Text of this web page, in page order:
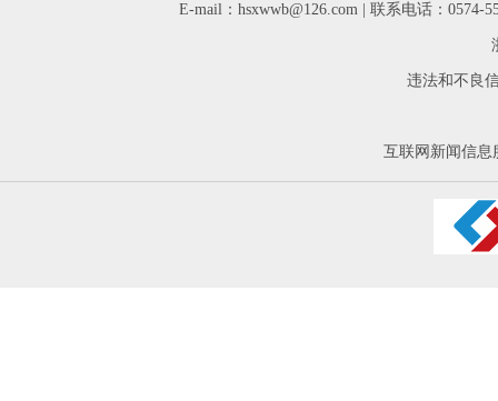
E-mail：hsxwwb@126.com | 联系电话：
违法和不良
互联网新闻信息